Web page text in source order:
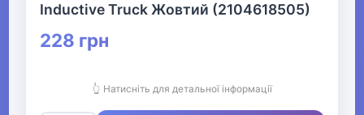
Inductive Truck Жовтий (2104618505)
228 грн
👆 Натисніть для детальної інформації